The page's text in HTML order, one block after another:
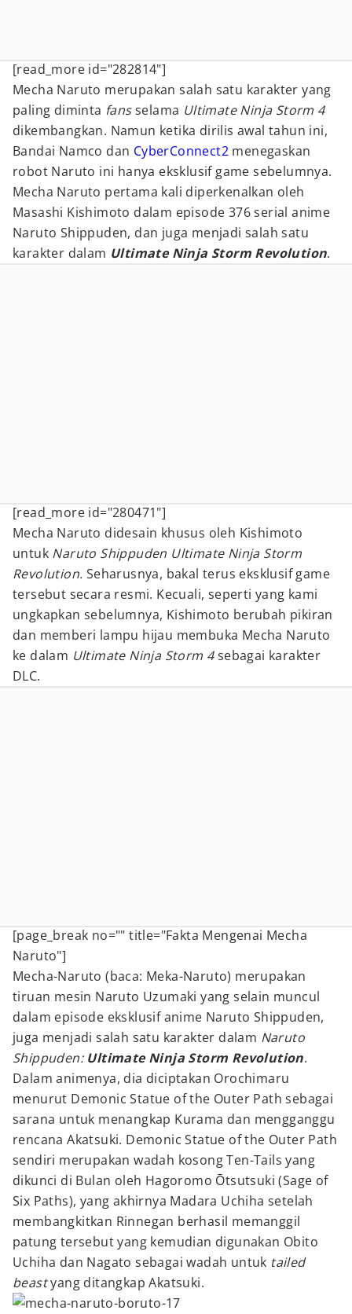
[read_more id="282814"]
Mecha Naruto merupakan salah satu karakter yang
paling diminta fansselama Ultimate Ninja Storm 4
dikembangkan. Namun ketika dirilis awal tahun ini,
Bandai Namco dan CyberConnect2 menegaskan
robot Naruto ini hanya eksklusif game sebelumnya.
Mecha Naruto pertama kali diperkenalkan oleh
Masashi Kishimoto dalam episode 376 serial anime
Naruto Shippuden, dan juga menjadi salah satu
karakter dalam Ultimate Ninja Storm Revolution.
[read_more id="280471"]
Mecha Naruto didesain khusus oleh Kishimoto
untuk Naruto Shippuden Ultimate Ninja Storm
Revolution. Seharusnya, bakal terus eksklusif game
tersebut secara resmi. Kecuali, seperti yang kami
ungkapkan sebelumnya, Kishimoto berubah pikiran
dan memberi lampu hijau membuka Mecha Naruto
ke dalam Ultimate Ninja Storm 4sebagai karakter
DLC.
[page_break no="" title="Fakta Mengenai Mecha
Naruto"]
Mecha-Naruto (baca: Meka-Naruto) merupakan
tiruan mesin Naruto Uzumaki yang selain muncul
dalam episode eksklusif anime Naruto Shippuden,
juga menjadi salah satu karakter dalam Naruto
Shippuden: Ultimate Ninja Storm Revolution.
Dalam animenya, dia diciptakan Orochimaru
menurut Demonic Statue of the Outer Path sebagai
sarana untuk menangkap Kurama dan mengganggu
rencana Akatsuki. Demonic Statue of the Outer Path
sendiri merupakan wadah kosong Ten-Tails yang
dikunci di Bulan oleh Hagoromo Ōtsutsuki (Sage of
Six Paths), yang akhirnya Madara Uchiha setelah
membangkitkan Rinnegan berhasil memanggil
patung tersebut yang kemudian digunakan Obito
Uchiha dan Nagato sebagai wadah untuk tailed
beastyang ditangkap Akatsuki.